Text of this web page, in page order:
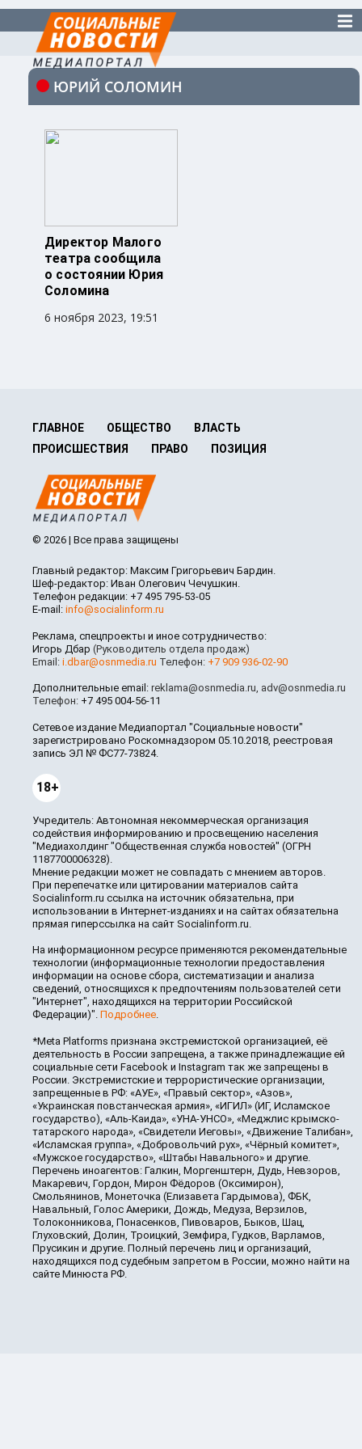
ЮРИЙ СОЛОМИН
Директор Малого
театра сообщила
о состоянии Юрия
Соломина
6 ноября 2023, 19:51
ГЛАВНОЕ ОБЩЕСТВО
ВЛАСТЬ
ПРОИСШЕСТВИЯ
ПРАВО ПОЗИЦИЯ
© 2026 | Все права защищены
Главный редактор: Максим Григорьевич Бардин.
Шеф-редактор: Иван Олегович Чечушкин.
Телефон редакции: +7 495 795-53-05
E-mail: info@socialinform.ru
Реклама, спецпроекты и иное сотрудничество:
Игорь Дбар (Руководитель отдела продаж)
Email: i.dbar@osnmedia.ru Телефон: +7 909 936-02-90
Дополнительные email: reklama@osnmedia.ru, adv@osnmedia.ru
Телефон: +7 495 004-56-11
Сетевое издание Медиапортал "Социальные новости"
зарегистрировано Роскомнадзором 05.10.2018, реестровая
запись ЭЛ № ФС77-73824.
18+
Учредитель: Автономная некоммерческая организация
содействия информированию и просвещению населения
"Медиахолдинг "Общественная служба новостей" (ОГРН
1187700006328).
Мнение редакции может не совпадать с мнением авторов.
При перепечатке или цитировании материалов сайта
Socialinform.ru ссылка на источник обязательна, при
использовании в Интернет-изданиях и на сайтах обязательна
прямая гиперссылка на сайт Socialinform.ru.
На информационном ресурсе применяются рекомендательные
технологии (информационные технологии предоставления
информации на основе сбора, систематизации и анализа
сведений, относящихся к предпочтениям пользователей сети
"Интернет", находящихся на территории Российской
Федерации)". Подробнее.
*Meta Platforms признана экстремистской организацией, её
деятельность в России запрещена, а также принадлежащие ей
социальные сети Facebook и Instagram так же запрещены в
России. Экстремистские и террористические организации,
запрещенные в РФ: «АУЕ», «Правый сектор», «Азов»,
«Украинская повстанческая армия», «ИГИЛ» (ИГ, Исламское
государство), «Аль-Каида», «УНА-УНСО», «Меджлис крымско-
татарского народа», «Свидетели Иеговы», «Движение Талибан»,
«Исламская группа», «Добровольчий рух», «Чёрный комитет»,
«Мужское государство», «Штабы Навального» и другие.
Перечень иноагентов: Галкин, Моргенштерн, Дудь, Невзоров,
Макаревич, Гордон, Мирон Фёдоров (Оксимирон),
Смольянинов, Монеточка (Елизавета Гардымова), ФБК,
Навальный, Голос Америки, Дождь, Медуза, Верзилов,
Толоконникова, Понасенков, Пивоваров, Быков, Шац,
Глуховский, Долин, Троицкий, Земфира, Гудков, Варламов,
Прусикин и другие. Полный перечень лиц и организаций,
находящихся под судебным запретом в России, можно найти на
сайте Минюста РФ.